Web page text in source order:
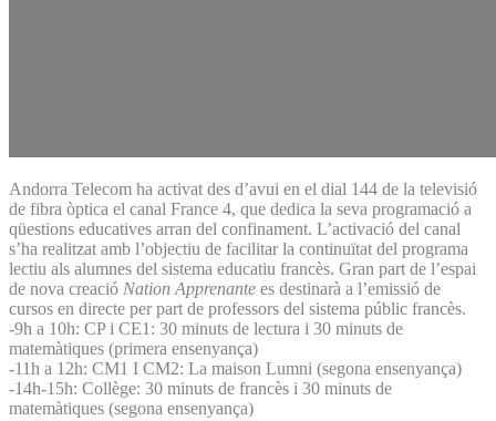
Andorra Telecom ha activat des d’avui en el dial 144 de la televisió
de fibra òptica el canal France 4, que dedica la seva programació a
qüestions educatives arran del confinament. L’activació del canal
s’ha realitzat amb l’objectiu de facilitar la continuïtat del programa
lectiu als alumnes del sistema educatiu francès. Gran part de l’espai
de nova creació Nation Apprenante es destinarà a l’emissió de
cursos en directe per part de professors del sistema públic francès.
-9h a 10h: CP i CE1: 30 minuts de lectura i 30 minuts de
matemàtiques (primera ensenyança)
-11h a 12h: CM1 I CM2: La maison Lumni (segona ensenyança)
-14h-15h: Collège: 30 minuts de francès i 30 minuts de
matemàtiques (segona ensenyança)